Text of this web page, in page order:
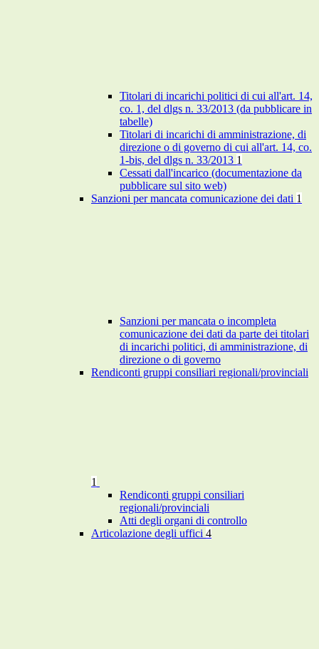
Titolari di incarichi politici di cui all'art. 14,
co. 1, del dlgs n. 33/2013 (da pubblicare in
tabelle)
Titolari di incarichi di amministrazione, di
direzione o di governo di cui all'art. 14, co.
1-bis, del dlgs n. 33/2013 1
Cessati dall'incarico (documentazione da
pubblicare sul sito web)
Sanzioni per mancata comunicazione dei dati 1
Sanzioni per mancata o incompleta
comunicazione dei dati da parte dei titolari
di incarichi politici, di amministrazione, di
direzione o di governo
Rendiconti gruppi consiliari regionali/provinciali
1
Rendiconti gruppi consiliari
regionali/provinciali
Atti degli organi di controllo
Articolazione degli uffici 4